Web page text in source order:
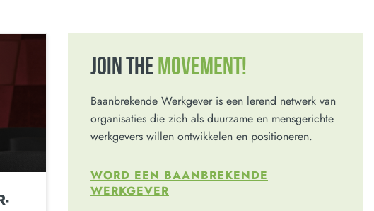
JOIN THE MOVEMENT!
Baanbrekende Werkgever is een lerend netwerk van
organisaties die zich als duurzame en mensgerichte
werkgevers willen ontwikkelen en positioneren.
WORD EEN BAANBREKENDE
WERKGEVER